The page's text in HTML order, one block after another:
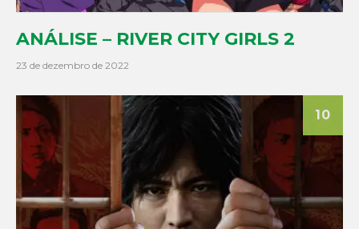
ANÁLISE – RIVER CITY GIRLS 2
23 de dezembro de 2022
10